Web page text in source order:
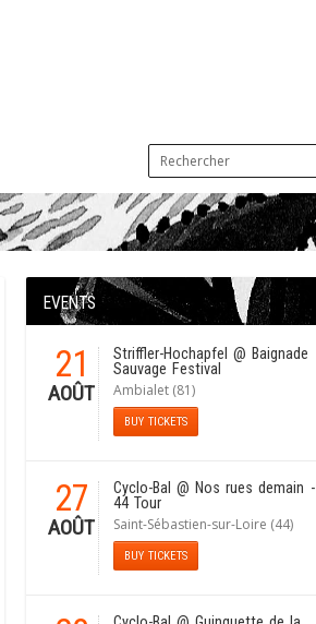
EVENTS
21
AOÛT
Striffler-Hochapfel @ Baignade
Sauvage Festival
Ambialet (81)
BUY TICKETS
27
AOÛT
Cyclo-Bal @ Nos rues demain -
44 Tour
Saint-Sébastien-sur-Loire (44)
BUY TICKETS